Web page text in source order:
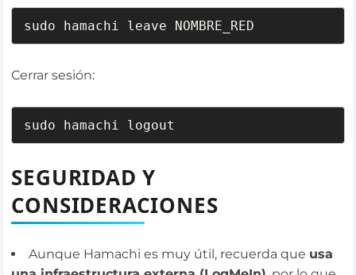
sudo hamachi leave NOMBRE_RED
Cerrar sesión:
sudo hamachi logout
SEGURIDAD Y
CONSIDERACIONES
Aunque Hamachi es muy útil, recuerda que usa